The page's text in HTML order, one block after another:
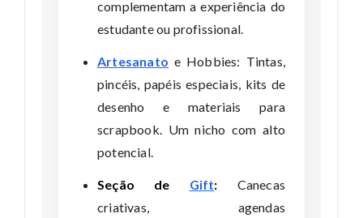
complementam a experiência do
estudante ou profissional.
Artesanato e Hobbies: Tintas,
pincéis, papéis especiais, kits de
desenho e materiais para
scrapbook. Um nicho com alto
potencial.
Seção de Gift: Canecas
criativas, agendas